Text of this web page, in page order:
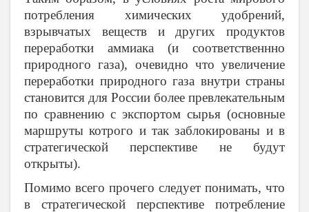
потребления химических удобрений,
взрывчатых веществ и других продуктов
переработки аммиака (и соответственнно
природного газа), очевидно что увеличение
переработки природного газа внутри страны
становится для России более превлекательным
по сравнению с экспортом сырья (основные
маршруты котрого и так заблокированы и в
стратегической перспективе не будут
открыты).
Помимо всего прочего следует понимать, что
в стратегической перспективе потребление